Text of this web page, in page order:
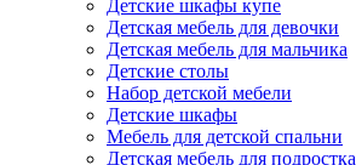
Детские шкафы купе
Детская мебель для девочки
Детская мебель для мальчика
Детские столы
Набор детской мебели
Детские шкафы
Мебель для детской спальни
Детская мебель для подростка